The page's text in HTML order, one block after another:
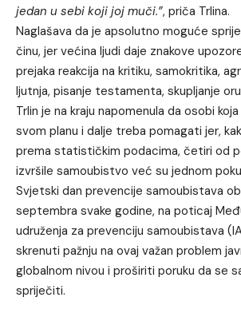
jedan u sebi koji joj muči.”, priča Trlina.
Naglašava da je apsolutno moguće
činu, jer većina ljudi daje znakove
prejaka reakcija na kritiku, samokritika,
ljutnja, pisanje testamenta, skupljanje
Trlin je na kraju napomenula da osobi
svom planu i dalje treba pomagati jer,
prema statističkim podacima, četiri od
izvršile samoubistvo već su jednom
Svjetski dan prevencije samoubistava
septembra svake godine, na poticaj
udruženja za prevenciju samoubistava
skrenuti pažnju na ovaj važan problem
globalnom nivou i proširiti poruku da se
spriječiti.